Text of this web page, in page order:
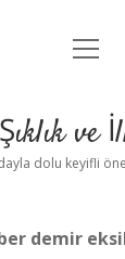
Anasayfa
Yasal
menüyü
Şıklık ve
dolu keyifli
demir